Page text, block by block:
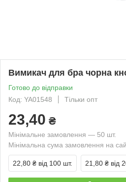
Вимикач для бра чорна
Готово до відправки
Код: YA01548
Тільки опт
23,40 ₴
Мінімальне замовлення — 50 шт.
Мінімальна сума замовлення на
22,80 ₴ від 100 шт. 21,80 ₴ від